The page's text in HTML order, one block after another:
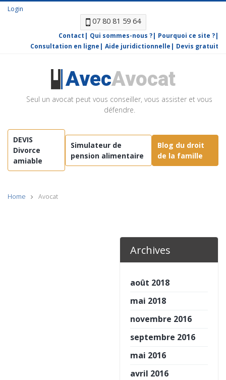
Login
07 80 81 59 64
Contact Qui sommes-nous ?
Pourquoi ce site ?
Consultation en ligne
Aide juridictionnelle Devis gratuit
AvecAvocat
Seul un avocat peut vous conseiller, vous assister et vous
défendre.
DEVIS
Divorce
amiable
Simulateur de
pension alimentaire
Blog du droit
de la famille
Home Avocat
Archives
août 2018
mai 2018
novembre 2016
septembre 2016
mai 2016
avril 2016